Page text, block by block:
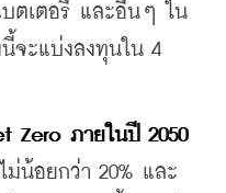
ตเตอรี่ และอื่นๆ ใน
นี้จะแบ่งลงทุนใน 4
Zero ภายในปี 2050
ม่น้อยกว่า 20% และ